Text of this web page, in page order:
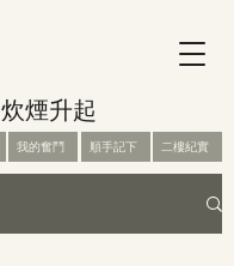
炊煙升起
我的奮鬥 順手記下 二樓紀實